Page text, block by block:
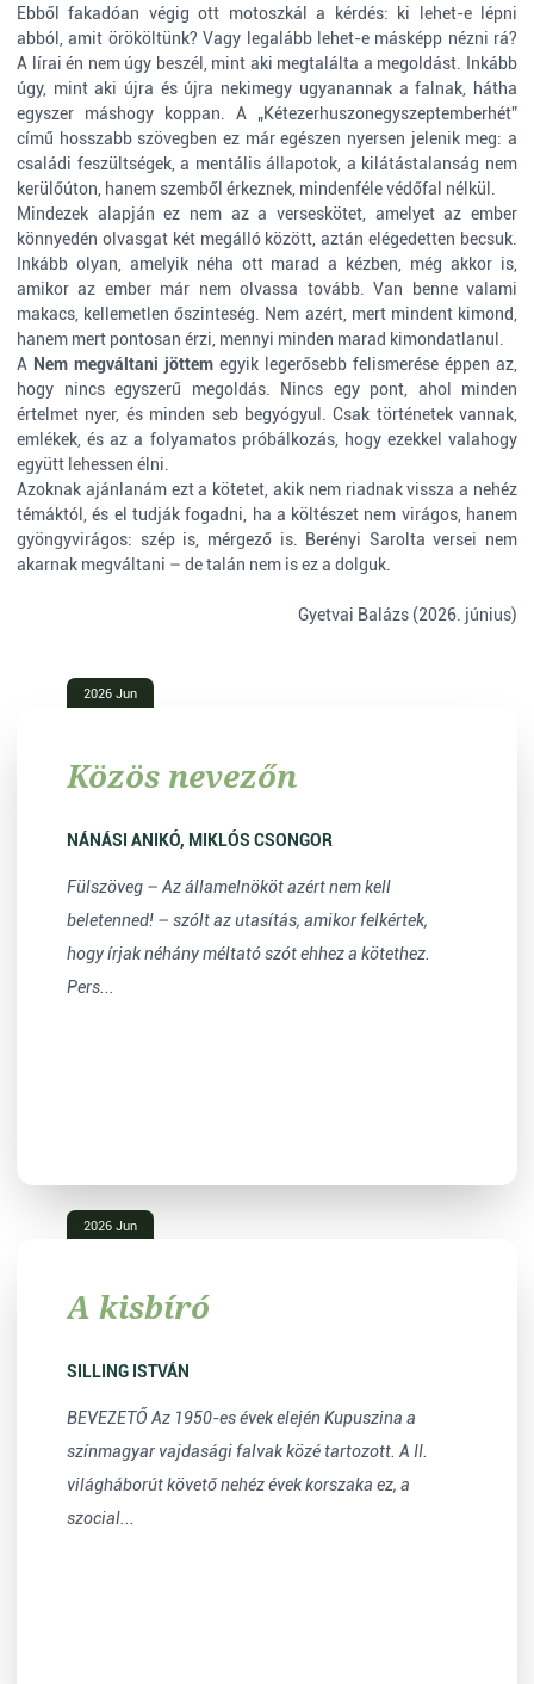
Ebből fakadóan végig ott motoszkál a kérdés: ki lehet-e lépni
abból, amit örököltünk? Vagy legalább lehet-e másképp nézni rá?
A lírai én nem úgy beszél, mint aki megtalálta a megoldást. Inkább
úgy, mint aki újra és újra nekimegy ugyanannak a falnak, hátha
egyszer máshogy koppan. A „Kétezerhuszonegyszeptemberhét”
című hosszabb szövegben ez már egészen nyersen jelenik meg: a
családi feszültségek, a mentális állapotok, a kilátástalanság nem
kerülőúton, hanem szemből érkeznek, mindenféle védőfal nélkül.
Mindezek alapján ez nem az a verseskötet, amelyet az ember
könnyedén olvasgat két megálló között, aztán elégedetten becsuk.
Inkább olyan, amelyik néha ott marad a kézben, még akkor is,
amikor az ember már nem olvassa tovább. Van benne valami
makacs, kellemetlen őszinteség. Nem azért, mert mindent kimond,
hanem mert pontosan érzi, mennyi minden marad kimondatlanul.
A Nem megváltani jöttem egyik legerősebb felismerése éppen az,
hogy nincs egyszerű megoldás. Nincs egy pont, ahol minden
értelmet nyer, és minden seb begyógyul. Csak történetek vannak,
emlékek, és az a folyamatos próbálkozás, hogy ezekkel valahogy
együtt lehessen élni.
Azoknak ajánlanám ezt a kötetet, akik nem riadnak vissza a nehéz
témáktól, és el tudják fogadni, ha a költészet nem virágos, hanem
gyöngyvirágos: szép is, mérgező is. Berényi Sarolta versei nem
akarnak megváltani – de talán nem is ez a dolguk.
Gyetvai Balázs (2026. június)
2026 Jun
Közös nevezőn
NÁNÁSI ANIKÓ, MIKLÓS CSONGOR
Fülszöveg – Az államelnököt azért nem kell
beletenned! – szólt az utasítás, amikor felkértek,
hogy írjak néhány méltató szót ehhez a kötethez.
Pers...
2026 Jun
A kisbíró
SILLING ISTVÁN
BEVEZETŐ Az 1950-es évek elején Kupuszina a
színmagyar vajdasági falvak közé tartozott. A II.
világháborút követő nehéz évek korszaka ez, a
szocial...